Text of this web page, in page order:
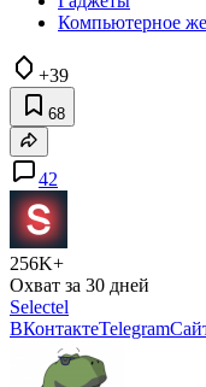
Компьютерное
+39
68
42
256K+
Охват за 30 дней
Selectel
ВКонтактеTelegram